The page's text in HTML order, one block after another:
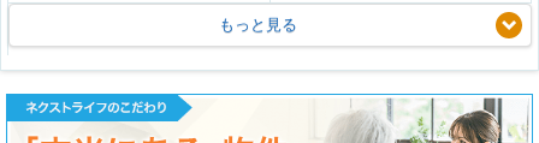
もっと見る